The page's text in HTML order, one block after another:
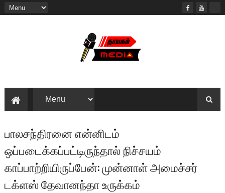
பாலசந்திரனை என்னிடம்
ஒப்படைக்கப்பட்டிருந்தால் நிச்சயம்
காப்பாற்றியிருப்பேன்: முன்னாள் அமைச்சர்
டக்ளஸ் தேவானந்தா உருக்கம்